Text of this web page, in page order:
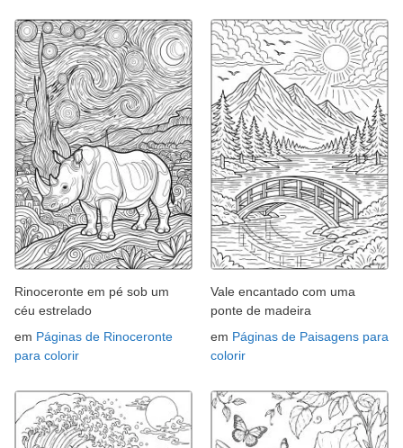
Rinoceronte em pé sob um
céu estrelado
em Páginas de Rinoceronte
para colorir
Vale encantado com uma
ponte de madeira
em Páginas de Paisagens para
colorir